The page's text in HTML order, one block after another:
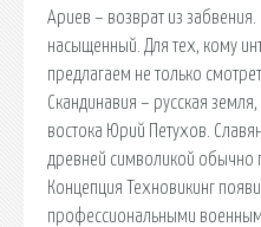
Ариев – возврат из
насыщенный. Для тех, кому
предлагаем не только
Скандинавия – русская
востока Юрий Петухов.
древней символикой обычно
Концепция Техновикинг
профессиональными